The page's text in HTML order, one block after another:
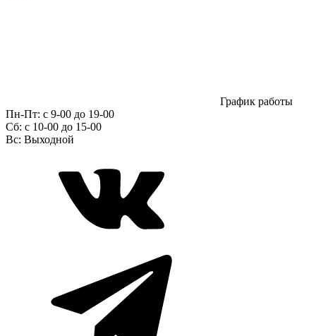
График работы
Пн-Пт: с 9-00 до 19-00
Сб: c 10-00 до 15-00
Вс: Выходной